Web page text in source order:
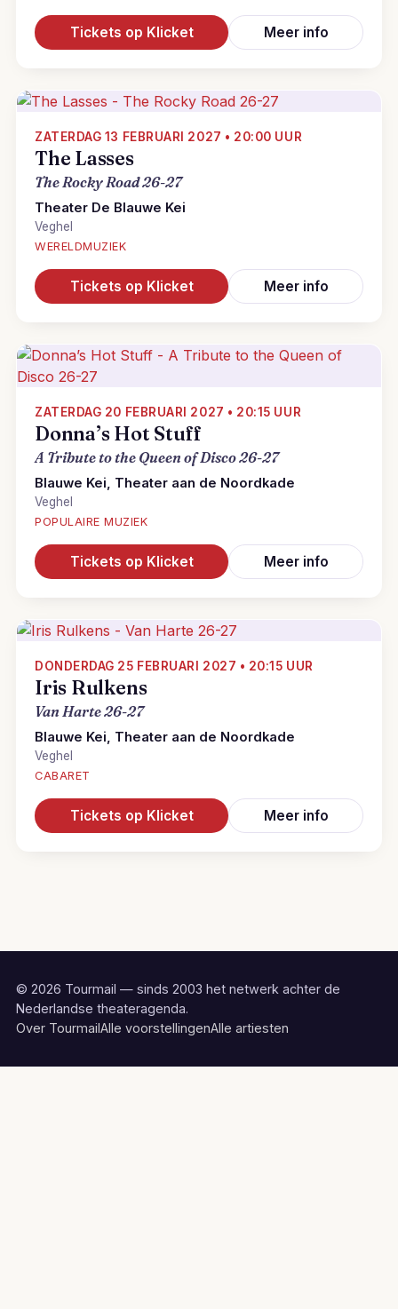
Tickets op Klicket Meer info
ZATERDAG 13 FEBRUARI 2027 • 20:00 UUR
The Lasses
The Rocky Road 26-27
Theater De Blauwe Kei
Veghel
WERELDMUZIEK
Tickets op Klicket Meer info
ZATERDAG 20 FEBRUARI 2027 • 20:15 UUR
Donna’s Hot Stuff
A Tribute to the Queen of Disco 26-27
Blauwe Kei, Theater aan de Noordkade
Veghel
POPULAIRE MUZIEK
Tickets op Klicket Meer info
DONDERDAG 25 FEBRUARI 2027 • 20:15 UUR
Iris Rulkens
Van Harte 26-27
Blauwe Kei, Theater aan de Noordkade
Veghel
CABARET
Tickets op Klicket Meer info
© 2026 Tourmail — sinds 2003 het netwerk achter de
Nederlandse theateragenda.
Over TourmailAlle voorstellingenAlle artiesten